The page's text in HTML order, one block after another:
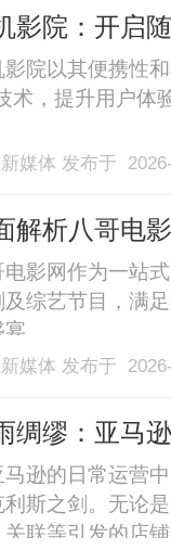
家必须牢记以下
影院：开启
影院以其便携性
术，提升用户体
媒体 发布于
解析八哥电
电影网作为一站
及综艺节目，满
。......
媒体 发布于
绸缪：亚马
”安全？
逊的日常运营
利斯之剑。无论
关联等引发的店